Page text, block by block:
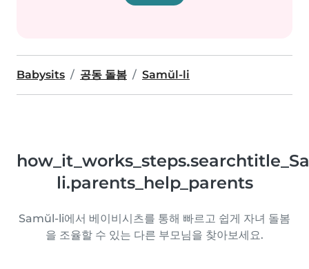
Babysits 공동 돌봄 Samŭl-li
li.parents_help_parents
Samŭl-li에서 베이비시츠를 통해 빠르고 쉽게 자녀 돌봄
을 조율할 수 있는 다른 부모님을 찾아보세요.